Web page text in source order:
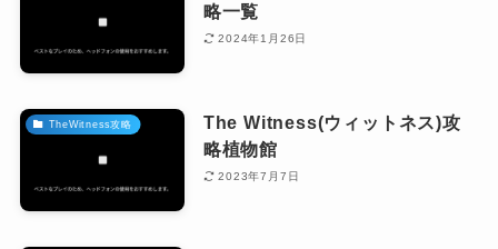
略一覧
2024年1月26日
TheWitness攻略
The Witness(ウィットネス)攻
略植物館
2023年7月7日